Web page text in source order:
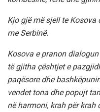
Kjo gjë më sjell te
me Serbinë.
Kosova e pranon
të gjitha çështjet e
paqësore dhe
vendet tona dhe popujt
në harmoni, krah për krah